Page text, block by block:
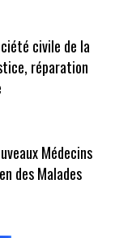
civile de la
réparation
Médecins
des Malades